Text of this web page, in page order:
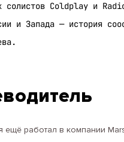
солистов Coldplay и
и Запада — история
ещё работал в компании